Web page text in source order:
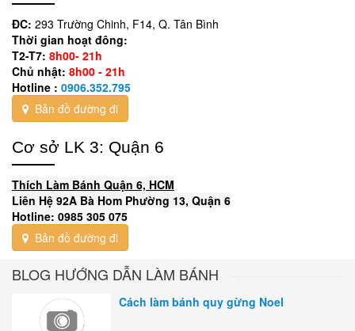
ĐC: 293 Trường Chinh, F14, Q. Tân Bình
Thời gian hoạt đông:
T2-T7: 8h00- 21h
Chủ nhật: 8h00 - 21h
Hotline : 0906.352.795
Bản đồ đường đi
Cơ sở LK 3: Quận 6
Thích Làm Bánh Quận 6, HCM
Liên Hệ 92A Bà Hom Phường 13, Quận 6
Hotline: 0985 305 075
Bản đồ đường đi
BLOG HƯỚNG DẪN LÀM BÁNH
Cách làm bánh quy gừng Noel